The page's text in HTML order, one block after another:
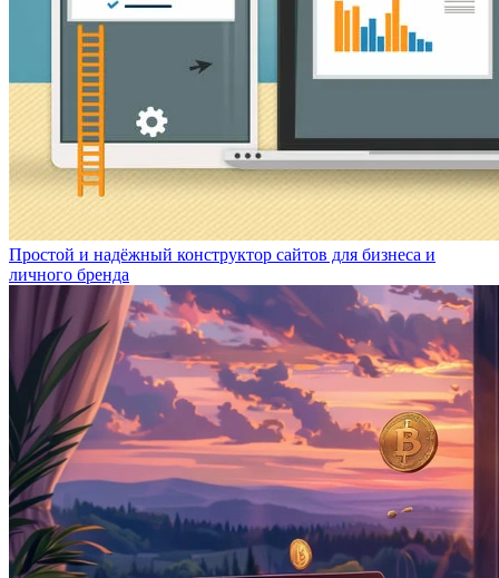
Простой и надёжный конструктор сайтов для бизнеса и
личного бренда